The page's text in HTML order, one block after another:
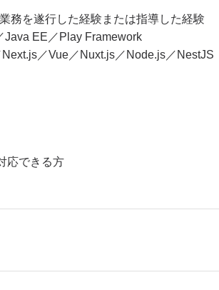
務を遂行した経験または指導した経験
EE／Play Framework
／Vue／Nuxt.js／Node.js／NestJS
応できる方